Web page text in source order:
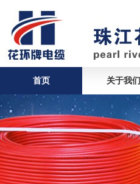
首页 关于我们